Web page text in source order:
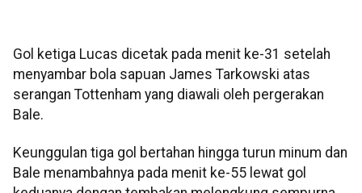
Gol ketiga Lucas dicetak pada menit ke-31 setelah
menyambar bola sapuan James Tarkowski atas
serangan Tottenham yang diawali oleh pergerakan
Bale.
Keunggulan tiga gol bertahan hingga turun minum dan
Bale menambahnya pada menit ke-55 lewat gol